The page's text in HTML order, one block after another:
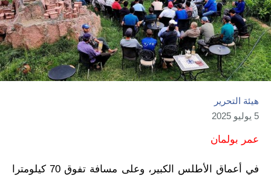
هيئة التحرير
5 يوليو 2025
عمر بولمان
في أعماق الأطلس الكبير، وعلى مسافة تفوق 70 كيلومترا